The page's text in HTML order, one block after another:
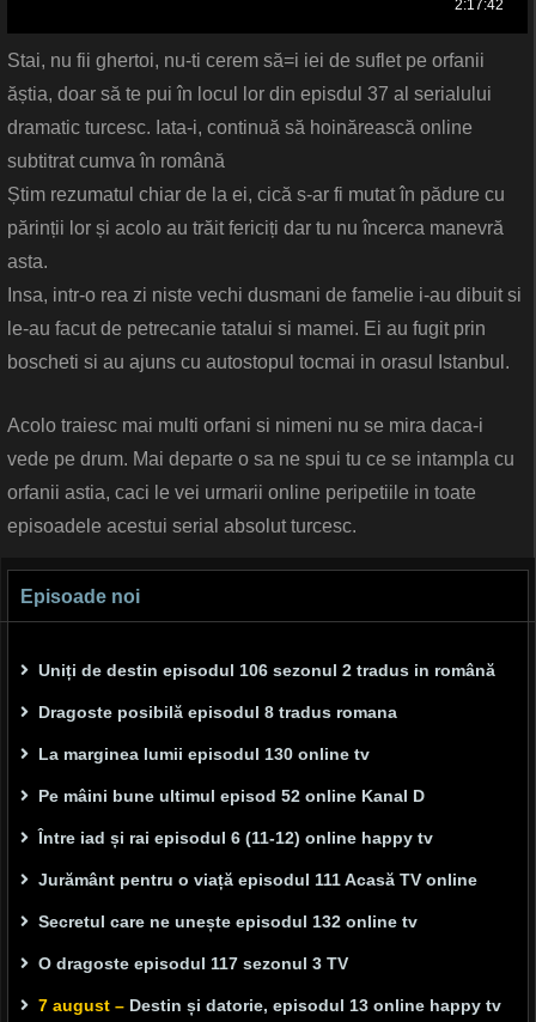
Stai, nu fii ghertoi, nu-ti cerem să=i iei de suflet pe orfanii
ăștia, doar să te pui în locul lor din episdul 37 al serialului
dramatic turcesc. Iata-i, continuă să hoinărească online
subtitrat cumva în română
Știm rezumatul chiar de la ei, cică s-ar fi mutat în pădure cu
părinții lor și acolo au trăit fericiți dar tu nu încerca manevră
asta.
Insa, intr-o rea zi niste vechi dusmani de famelie i-au dibuit si
le-au facut de petrecanie tatalui si mamei. Ei au fugit prin
boscheti si au ajuns cu autostopul tocmai in orasul Istanbul.
Acolo traiesc mai multi orfani si nimeni nu se mira daca-i
vede pe drum. Mai departe o sa ne spui tu ce se intampla cu
orfanii astia, caci le vei urmarii online peripetiile in toate
episoadele acestui serial absolut turcesc.
Episoade noi
Uniți de destin episodul 106 sezonul 2 tradus in română
Dragoste posibilă episodul 8 tradus romana
La marginea lumii episodul 130 online tv
Pe mâini bune ultimul episod 52 online Kanal D
Între iad și rai episodul 6 (11-12) online happy tv
Jurământ pentru o viață episodul 111 Acasă TV online
Secretul care ne unește episodul 132 online tv
O dragoste episodul 117 sezonul 3 TV
7 august – Destin și datorie, episodul 13 online happy tv